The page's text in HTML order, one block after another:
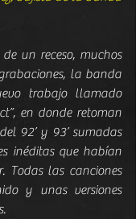
un receso, muchos
la banda
trabajo llamado
en donde retoman
92’ y 93’ sumadas
inéditas que habían
Todas las canciones
y unas versiones